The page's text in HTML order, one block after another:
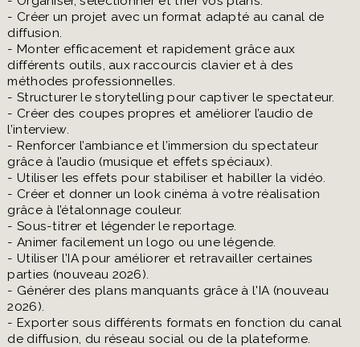
- Créer un projet avec un format adapté au canal de
diffusion.
- Monter efficacement et rapidement grâce aux
différents outils, aux raccourcis clavier et à des
méthodes professionnelles.
- Structurer le storytelling pour captiver le spectateur.
- Créer des coupes propres et améliorer l’audio de
l’interview.
- Renforcer l’ambiance et l’immersion du spectateur
grâce à l’audio (musique et effets spéciaux).
- Utiliser les effets pour stabiliser et habiller la vidéo.
- Créer et donner un look cinéma à votre réalisation
grâce à l’étalonnage couleur.
- Sous-titrer et légender le reportage.
- Animer facilement un logo ou une légende.
- Utiliser l'IA pour améliorer et retravailler certaines
parties (nouveau 2026).
- Générer des plans manquants grâce à l'IA (nouveau
2026).
- Exporter sous différents formats en fonction du canal
de diffusion, du réseau social ou de la plateforme.